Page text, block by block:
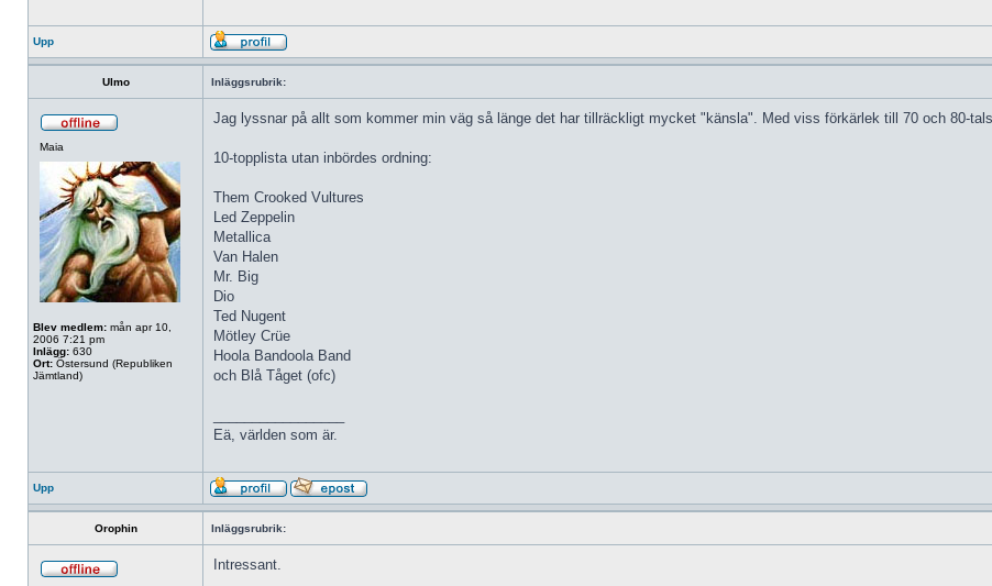
Upp
Ulmo Inläggsrubrik:
Maia
Blev medlem: mån apr 10,
2006 7:21 pm
Inlägg: 630
Ort: Östersund (Republiken
Jämtland)
Jag lyssnar på allt som kommer min väg så länge det har tillräckligt mycket "känsla". Med viss förkärlek till 70 och 80-
10-topplista utan inbördes ordning:
Them Crooked Vultures
Led Zeppelin
Metallica
Van Halen
Mr. Big
Dio
Ted Nugent
Mötley Crüe
Hoola Bandoola Band
och Blå Tåget (ofc)
Eä, världen som är.
Upp
Orophin Inläggsrubrik:
Intressant.